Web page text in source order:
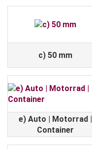
c) 50 mm
e) Auto | Motorrad |
Container